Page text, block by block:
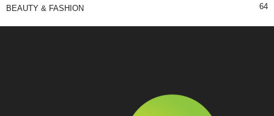
BEAUTY & FASHION 64